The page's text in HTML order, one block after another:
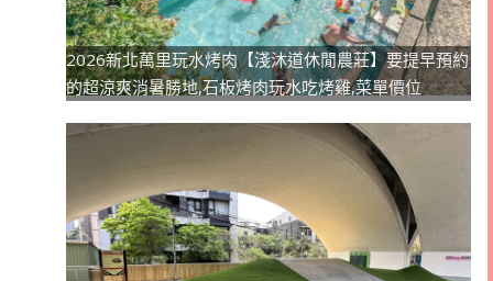
2026新北萬里玩水烤肉【淺沐道休閒農莊】要提早預約
的超涼爽消暑勝地,石板烤肉玩水吃烤雞,菜單價位